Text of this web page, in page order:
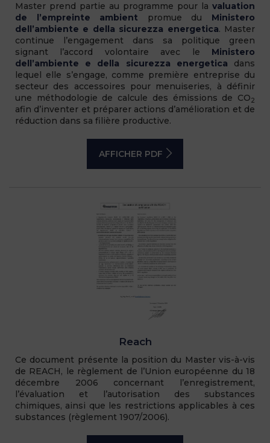
Master prend partie au programme pour la valuation
de l’empreinte ambient promue du Ministero
dell’ambiente e della sicurezza energetica. Master
continue l’engagement dans sa politique green
signant l’accord volontaire avec le Ministero
dell’ambiente e della sicurezza energetica dans
lequel elle s’engage, comme première entreprise du
secteur des accessoires pour menuiseries, à définir
une méthodologie de calcule des émissions de CO2
afin d’inventer et préparer actions d’amélioration et de
réduction dans sa filière productive.
AFFICHER PDF
Reach
Ce document présente la position du Master vis-à-vis
de REACH, le règlement de l’Union européenne du 18
décembre 2006 concernant l’enregistrement,
l’évaluation et l’autorisation des substances
chimiques, ainsi que les restrictions applicables à ces
substances (règlement 1907/2006).